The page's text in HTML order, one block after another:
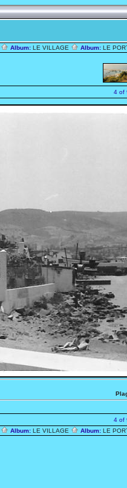
Album: LE VILLAGE Album: LE
4 of
4 of
Album: LE VILLAGE Album: LE